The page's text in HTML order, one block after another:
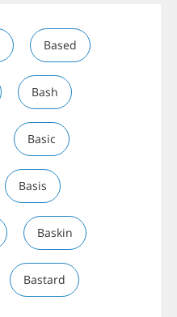
Based
Bash
Basic
Basis
Baskin
Bastard